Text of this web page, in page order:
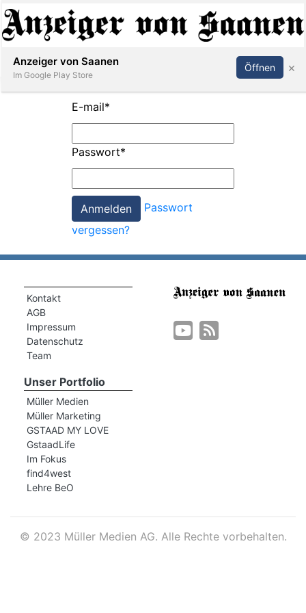
Abonnieren Anmelden
E-mail*
Passwort*
Passwort
vergessen?
Kontakt
AGB
Impressum
Datenschutz
Team
Unser Portfolio
Müller Medien
Müller Marketing
GSTAAD MY LOVE
GstaadLife
Im Fokus
find4west
Lehre BeO
© 2023 Müller Medien AG. Alle Rechte vorbehalten.
Anzeiger von Saanen
Im Google Play Store
Öffnen ×